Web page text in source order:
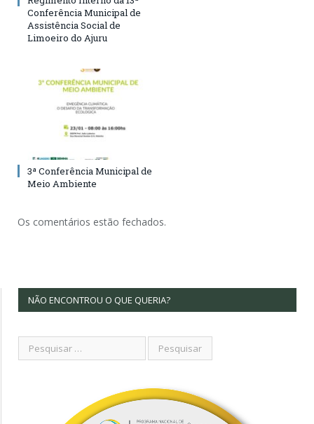
Conferência Municipal de
Assistência Social de
Limoeiro do Ajuru
3ª Conferência Municipal de
Meio Ambiente
Os comentários estão fechados.
NÃO ENCONTROU O QUE QUERIA?